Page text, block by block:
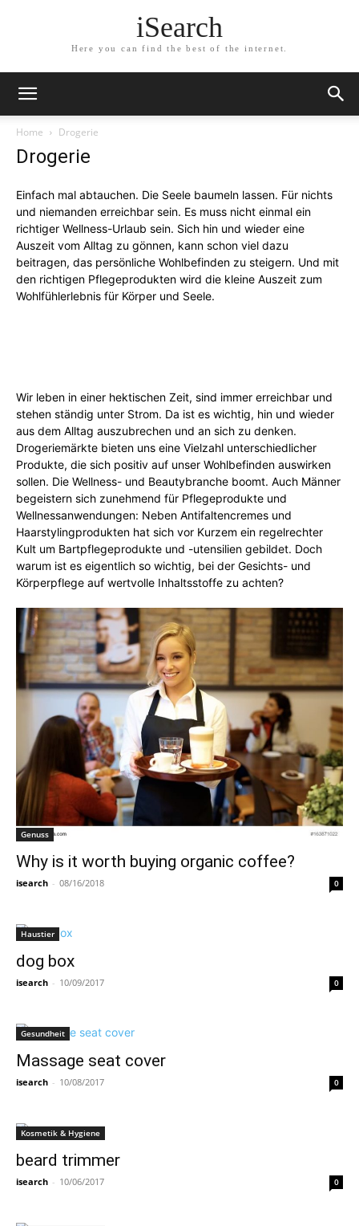
iSearch
Here you can find the best of the internet.
Home Drogerie
Drogerie
Einfach mal abtauchen. Die Seele baumeln lassen. Für nichts
und niemanden erreichbar sein. Es muss nicht einmal ein
richtiger Wellness-Urlaub sein. Sich hin und wieder eine
Auszeit vom Alltag zu gönnen, kann schon viel dazu
beitragen, das persönliche Wohlbefinden zu steigern. Und mit
den richtigen Pflegeprodukten wird die kleine Auszeit zum
Wohlfühlerlebnis für Körper und Seele.
Wir leben in einer hektischen Zeit, sind immer erreichbar und
stehen ständig unter Strom. Da ist es wichtig, hin und wieder
aus dem Alltag auszubrechen und an sich zu denken.
Drogeriemärkte bieten uns eine Vielzahl unterschiedlicher
Produkte, die sich positiv auf unser Wohlbefinden auswirken
sollen. Die Wellness- und Beautybranche boomt. Auch Männer
begeistern sich zunehmend für Pflegeprodukte und
Wellnessanwendungen: Neben Antifaltencremes und
Haarstylingprodukten hat sich vor Kurzem ein regelrechter
Kult um Bartpflegeprodukte und -utensilien gebildet. Doch
warum ist es eigentlich so wichtig, bei der Gesichts- und
Körperpflege auf wertvolle Inhaltsstoffe zu achten?
Genuss
Why is it worth buying organic coffee?
isearch - 08/16/2018 0
Haustier
dog box
isearch - 10/09/2017 0
Gesundheit
Massage seat cover
isearch - 10/08/2017 0
Kosmetik & Hygiene
beard trimmer
isearch - 10/06/2017 0